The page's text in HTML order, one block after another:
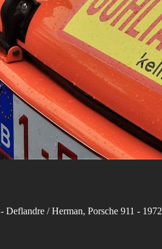
- Deflandre / Herman, Porsche 911 - 1972